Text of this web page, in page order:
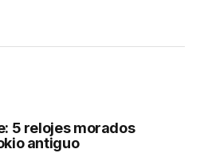
5 relojes morados
antiguo